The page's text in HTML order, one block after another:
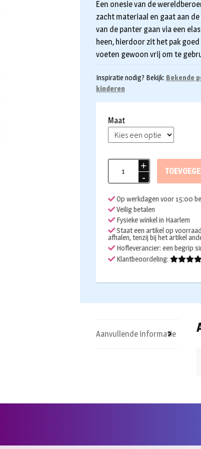
Een onesie van de
zacht materiaal en gaat aan
van de panter gaan via een
heen, hierdoor zit het pak
voeten gewoon vrij om te
Inspiratie nodig? Bekijk: Bekende
kinderen
Maat
Panther
kind
aantal
Op werkdagen voor 15:00
Veilig betalen
Fysieke winkel in Haarlem
Staat een artikel op
afhalen, tenzij bij het artikel
Hofleverancier: een begrip
Klantbeoordeling:
Aanvullende informatie